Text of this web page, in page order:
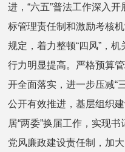
进，“六五”普法工作深入
标管理责任制和激励考核
规定，着力整顿“四风”，
行力明显提高。严格预算
开全面落实，进一步压减“
公开有效推进，基层组织
居“两委”换届工作，实现
党风廉政建设责任制，加